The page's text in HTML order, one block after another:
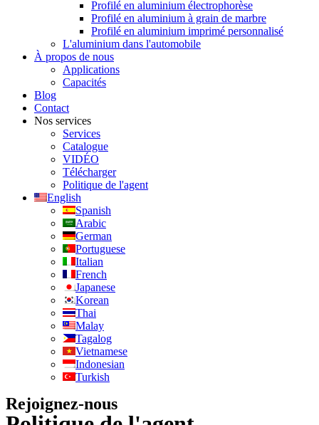
Profilé en aluminium électrophorèse
Profilé en aluminium à grain de marbre
Profilé en aluminium imprimé personnalisé
L'aluminium dans l'automobile
À propos de nous
Applications
Capacités
Blog
Contact
Nos services
Services
Catalogue
VIDÉO
Télécharger
Politique de l'agent
English
Spanish
Arabic
German
Portuguese
Italian
French
Japanese
Korean
Thai
Malay
Tagalog
Vietnamese
Indonesian
Turkish
Rejoignez-nous